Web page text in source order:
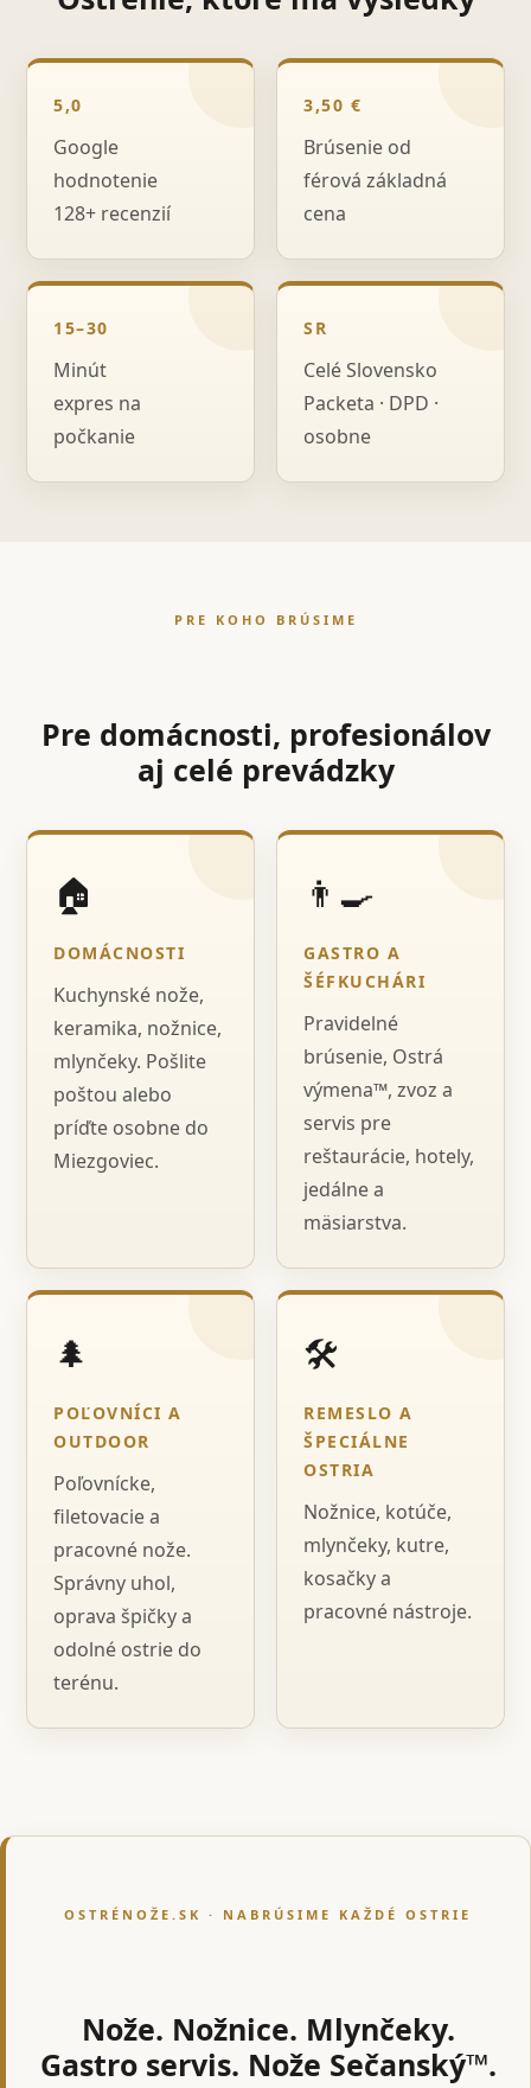
5,0
Google
hodnotenie
128+ recenzií
3,50 €
Brúsenie od
férová základná
cena
15–30
Minút
expres na
počkanie
SR
Celé Slovensko
Packeta · DPD ·
osobne
PRE KOHO BRÚSIME
Pre domácnosti, profesionálov
aj celé prevádzky
🏠
DOMÁCNOSTI
Kuchynské nože,
keramika, nožnice,
mlynčeky. Pošlite
poštou alebo
príďte osobne do
Miezgoviec.
👨‍🍳
GASTRO A
ŠÉFKUCHÁRI
Pravidelné
brúsenie, Ostrá
výmena™, zvoz a
servis pre
reštaurácie, hotely,
jedálne a
mäsiarstva.
🌲
POĽOVNÍCI A
OUTDOOR
Poľovnícke,
filetovacie a
pracovné nože.
Správny uhol,
oprava špičky a
odolné ostrie do
terénu.
🛠️
REMESLO A
ŠPECIÁLNE
OSTRIA
Nožnice, kotúče,
mlynčeky, kutre,
kosačky a
pracovné nástroje.
OSTRÉNOŽE.SK · NABRÚSIME KAŽDÉ OSTRIE
Nože. Nožnice. Mlynčeky.
Gastro servis. Nože Sečanský™.